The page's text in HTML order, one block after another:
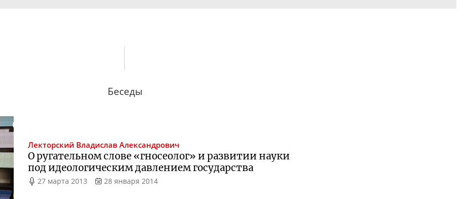
Беседы
Лекторский Владислав Александрович
О ругательном слове «гносеолог» и развитии науки
под идеологическим давлением государства
27 марта 2013 28 января 2014